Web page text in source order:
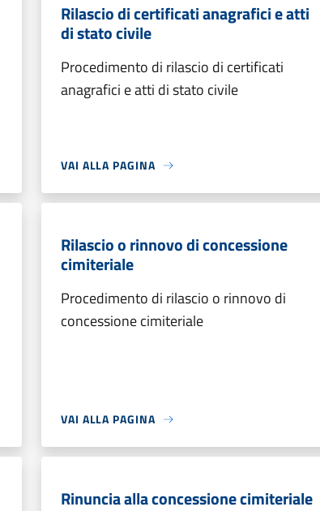
Rilascio di certificati anagrafici e atti
di stato civile
Procedimento di rilascio di certificati
anagrafici e atti di stato civile
VAI ALLA PAGINA
Rilascio o rinnovo di concessione
cimiteriale
Procedimento di rilascio o rinnovo di
concessione cimiteriale
VAI ALLA PAGINA
Rinuncia alla concessione cimiteriale